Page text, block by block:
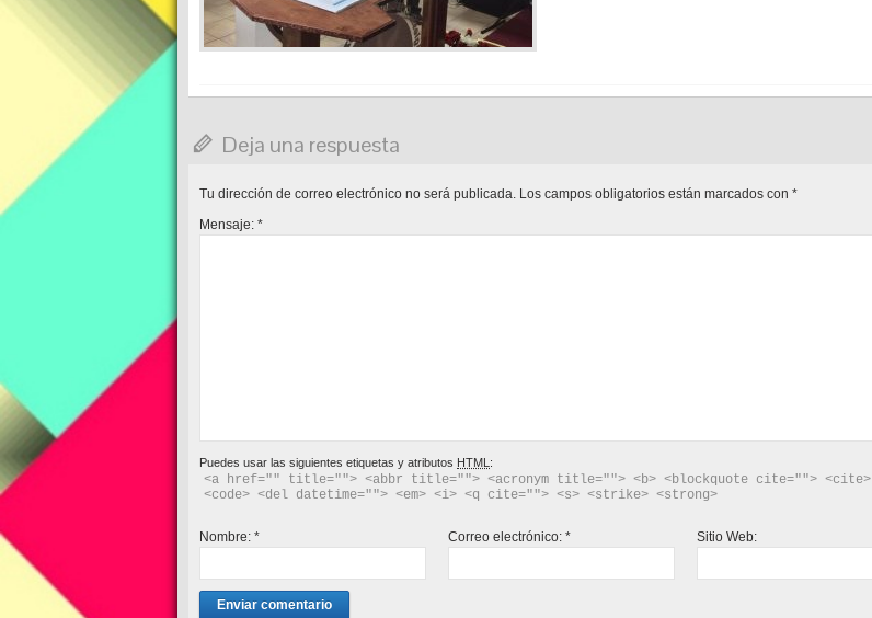
Deja una respuesta
Tu dirección de correo electrónico no será publicada. Los campos obligatorios están marcados con *
Mensaje: *
Puedes usar las siguientes etiquetas y atributos HTML :
<a href="" title=""> <abbr title=""> <acronym title=""> <b> <blockquote cite=""> <cite>
<code> <del datetime=""> <em> <i> <q cite=""> <s> <strike> <strong>
Nombre: * Correo electrónico: * Sitio Web: